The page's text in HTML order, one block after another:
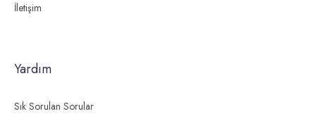
İletişim
Yardım
Sık Sorulan Sorular